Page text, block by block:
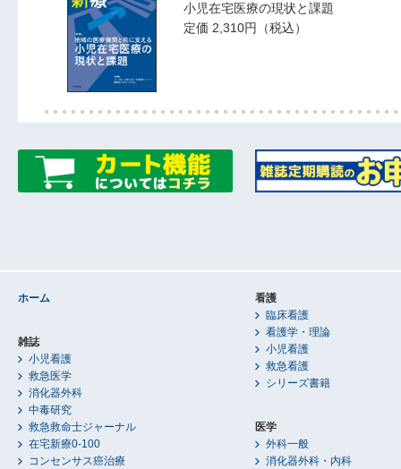
小児在宅医療の現状と課題
定価 2,310円（税込）
ホーム
雑誌
小児看護
救急医学
消化器外科
中毒研究
救急救命士ジャーナル
在宅新療0-100
コンセンサス癌治療
看護
臨床看護
看護学・理論
小児看護
救急看護
シリーズ書籍
医学
外科一般
消化器外科・内科